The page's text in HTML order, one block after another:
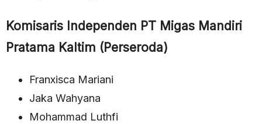
Komisaris Independen PT Migas Mandiri
Pratama Kaltim (Perseroda)
Franxisca Mariani
Jaka Wahyana
Mohammad Luthfi